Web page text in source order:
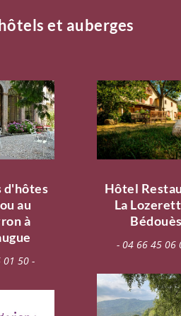
et auberges
d'hôtes
au
à
01 50 -
Hôtel
La
Bédouès
- 04 66 45 06